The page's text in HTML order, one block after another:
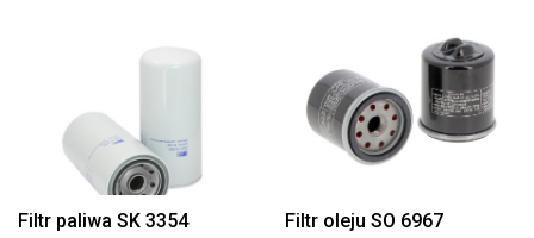
Filtr paliwa SK 3354 Filtr oleju SO 6967